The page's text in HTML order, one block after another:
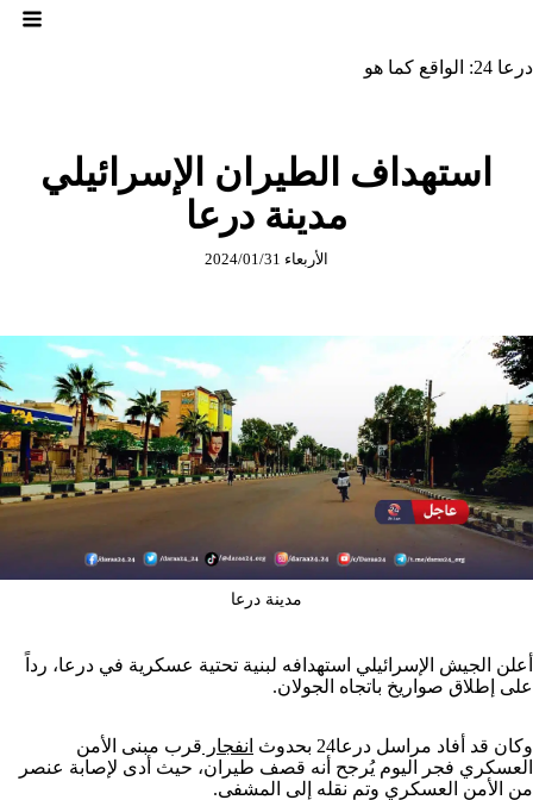
درعا 24: الواقع كما هو
استهداف الطيران الإسرائيلي
مدينة درعا
الأربعاء 2024/01/31
مدينة درعا
أعلن الجيش الإسرائيلي استهدافه لبنية تحتية عسكرية في درعا، رداً
على إطلاق صواريخ باتجاه الجولان.
وكان قد أفاد مراسل درعا24 بحدوث انفجار قرب مبنى الأمن
العسكري فجر اليوم يُرجح أنه قصف طيران، حيث أدى لإصابة عنصر
من الأمن العسكري وتم نقله إلى المشفى.